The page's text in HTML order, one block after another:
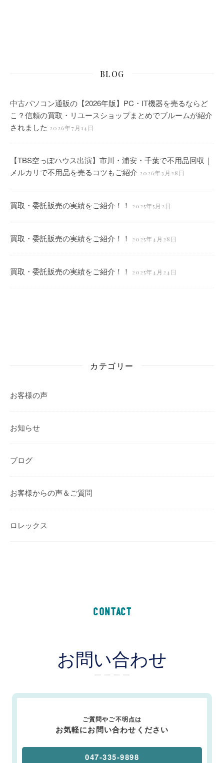
BLOG
中古パソコン通販の【2026年版】PC・IT機器を売るならど
こ？信頼の買取・リユースショップまとめでブルームが紹介
されました 2026年7月14日
【TBS空っぽハウス出演】市川・浦安・千葉で不用品回収｜
メルカリで不用品を売るコツもご紹介 2026年3月28日
買取・委託販売の実績をご紹介！！ 2025年5月2日
買取・委託販売の実績をご紹介！！ 2025年4月28日
買取・委託販売の実績をご紹介！！ 2025年4月24日
カテゴリー
お客様の声
お知らせ
ブログ
お客様からの声＆ご質問
ロレックス
CONTACT
お問い合わせ
ー ー ー ー
ご質問やご不明点は
お気軽にお問い合わせください
047-335-9898